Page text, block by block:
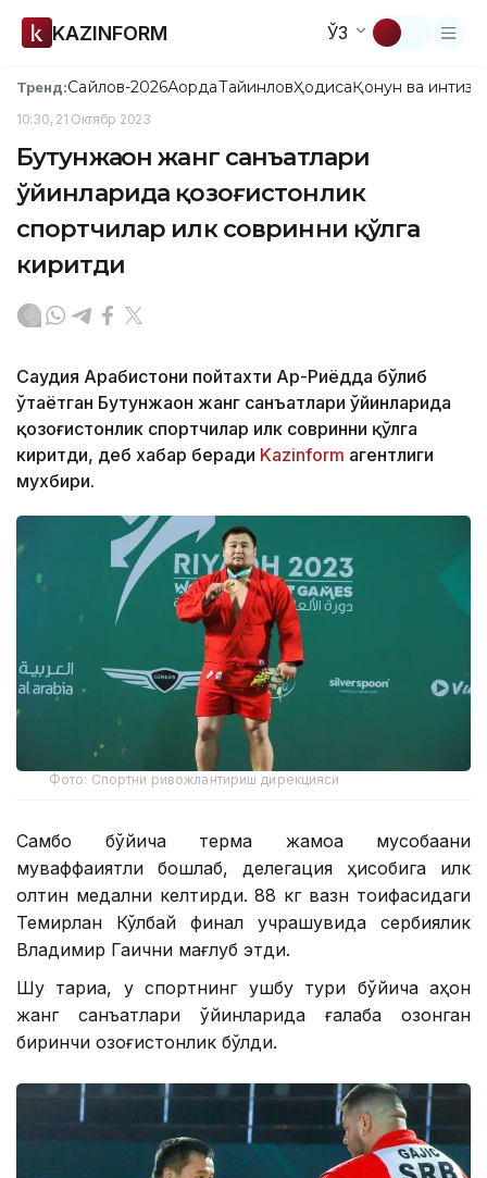
KAZINFORM ЎЗ
Тренд:Сайлов-2026АқордаТайинловҲодисаҚонун ва
10:30, 21 Октябр 2023
Бутунжаҳон жанг санъатлари
ўйинларида қозоғистонлик
спортчилар илк совринни қўлга
киритди
Саудия Арабистони пойтахти Ар-Риёдда бўлиб
ўтаётган Бутунжаҳон жанг санъатлари ўйинларида
қозоғистонлик спортчилар илк совринни қўлга
киритди, деб хабар беради Kazinform агентлиги
мухбири.
Фото: Спортни ривожлантириш дирекцияси
Самбо бўйича терма жамоа мусобақани
муваффақиятли бошлаб, делегация ҳисобига илк
олтин медални келтирди. 88 кг вазн тоифасидаги
Темирлан Кўлбай финал учрашувида сербиялик
Владимир Гаични мағлуб этди.
Шу тариқа, у спортнинг ушбу тури бўйича аҳон
жанг санъатлари ўйинларида ғалаба қозонган
биринчи қозоғистонлик бўлди.